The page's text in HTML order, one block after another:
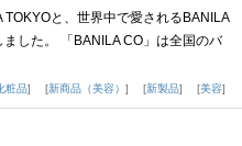
と、世界中で愛されるBANILA
した。 「BANILA CO」は全国のバ
粧品 新商品（美容） 新製品 美容